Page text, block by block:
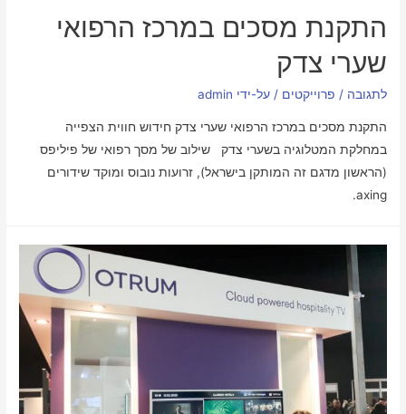
התקנת מסכים במרכז הרפואי
שערי צדק
לתגובה / פרוייקטים / על-ידי admin
התקנת מסכים במרכז הרפואי שערי צדק חידוש חווית הצפייה
במחלקת המטלוגיה בשערי צדק שילוב של מסך רפואי של פיליפס
(הראשון מדגם זה המותקן בישראל), זרועות נובוס ומוקד שידורים
axing.